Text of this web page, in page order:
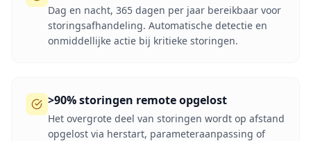
Dag en nacht, 365 dagen per jaar bereikbaar voor
storingsafhandeling. Automatische detectie en
onmiddellijke actie bij kritieke storingen.
>90% storingen remote opgelost
Het overgrote deel van storingen wordt op afstand
opgelost via herstart, parameteraanpassing of